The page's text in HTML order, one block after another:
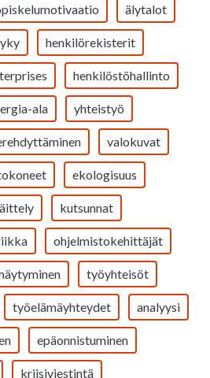
älytalot
henkilörekisterit
henkilöstöhallinto
ala yhteistyö
valokuvat
ekologisuus
kutsunnat
ohjelmistokehittäjät
työyhteisöt
työelämäyhteydet analyysi
epäonnistuminen
kriisiviestintä